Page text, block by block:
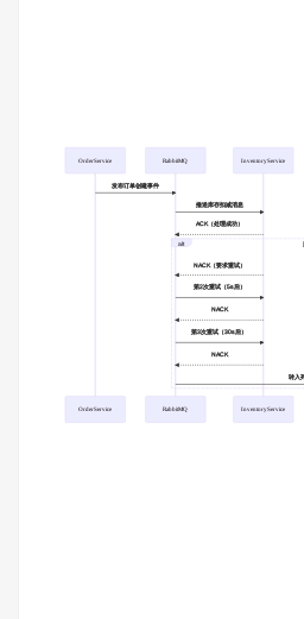
OrderService RabbitMQ InventoryService
发布订单创建事件
推送库存扣减消息
ACK（处理成功）
NACK（要求重试）
第2次重试（5s后）
NACK
第3次重试（30s后）
NACK
转入
alt
OrderService RabbitMQ InventoryService